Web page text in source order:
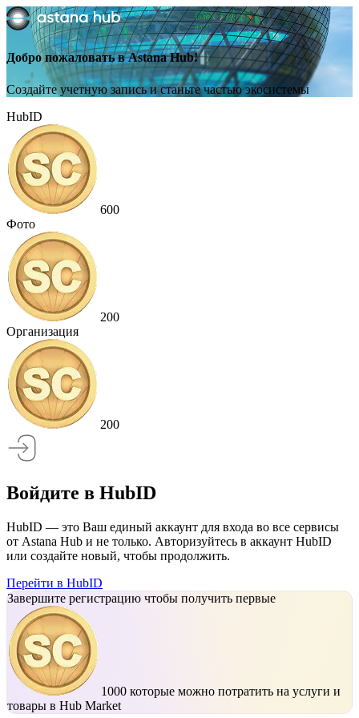
Добро пожаловать в Astana Hub!
Создайте учетную запись и станьте частью экосистемы
HubID
600
Фото
200
Организация
200
Войдите в HubID
HubID — это Ваш единый аккаунт для входа во все сервисы
от Astana Hub и не только. Авторизуйтесь в аккаунт HubID
или создайте новый, чтобы продолжить.
Перейти в HubID
Завершите регистрацию чтобы получить первые
1000 которые можно потратить на услуги и
товары в Hub Market